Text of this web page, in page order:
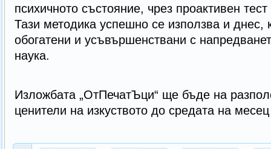
психичното състояние, чрез проактивен
Тази методика успешно се използва и днес,
обогатени и усъвършенствани с
наука.
Изложбата „ОтПечатЪци“ ще бъде на
ценители на изкуството до средата на